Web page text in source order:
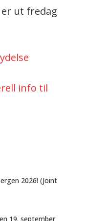
ut fredag
info til
2026! (Joint
19. september